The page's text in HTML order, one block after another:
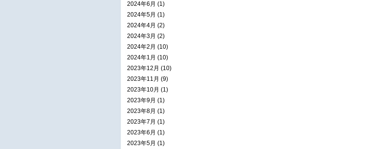
2024年6月 (1)
2024年5月 (1)
2024年4月 (2)
2024年3月 (2)
2024年2月 (10)
2024年1月 (10)
2023年12月 (10)
2023年11月 (9)
2023年10月 (1)
2023年9月 (1)
2023年8月 (1)
2023年7月 (1)
2023年6月 (1)
2023年5月 (1)